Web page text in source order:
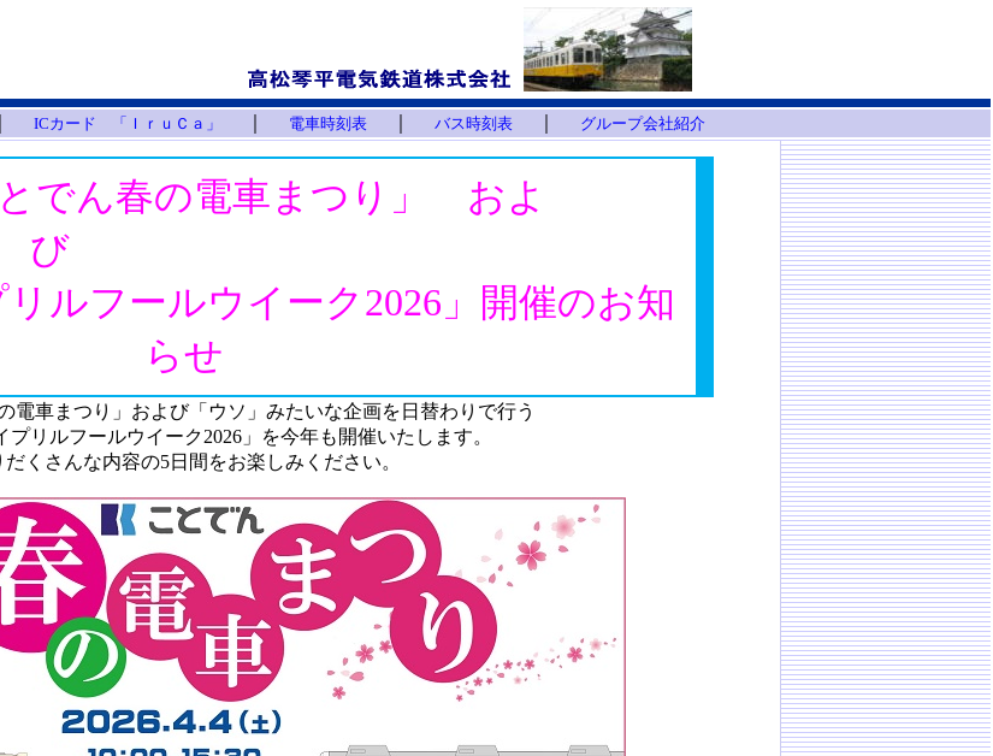
ICカード 「ＩｒｕＣａ」 電車時刻表 バス時刻表 グループ会社紹介
とでん春の電車まつり」 およ
び
リルフールウイーク2026」開催のお知
らせ
電車まつり」および「ウソ」みたいな企画を日替わりで行う
プリルフールウイーク2026」を今年も開催いたします。
だくさんな内容の5日間をお楽しみください。